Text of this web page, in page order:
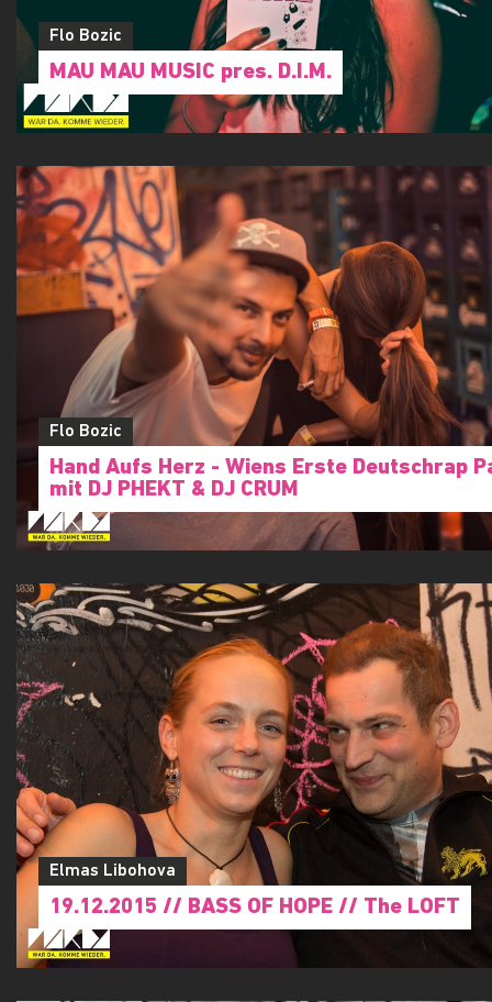
Flo Bozic
MAU MAU MUSIC pres. D.I.M.
Flo Bozic
Hand Aufs Herz - Wiens Erste Deutschrap
mit DJ PHEKT & DJ CRUM
Elmas Libohova
19.12.2015 // BASS OF HOPE // The LOFT